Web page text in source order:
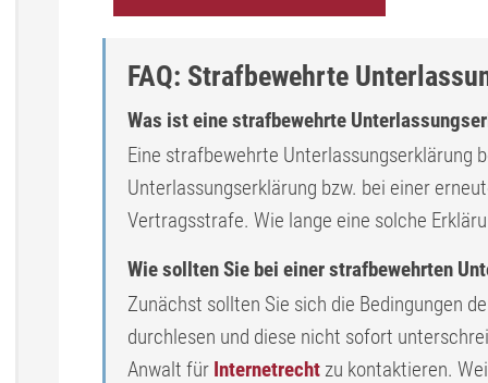
FAQ: Strafbewehrte
Was ist eine strafbewehrte
Eine strafbewehrte Unterlassungserklärung
Unterlassungserklärung bzw. bei einer
Vertragsstrafe. Wie lange eine solche
Wie sollten Sie bei einer strafbewehrten
Zunächst sollten Sie sich die Bedingungen
durchlesen und diese nicht sofort
Anwalt für Internetrechtzu kontaktieren.